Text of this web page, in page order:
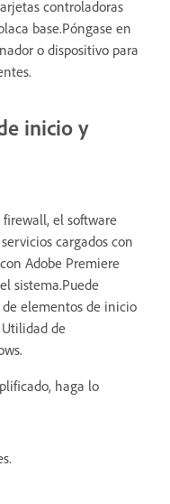
controladoras
base.Póngase en
o dispositivo para
inicio y
el software
cargados con
Adobe Premiere
sistema.Puede
elementos de inicio
de
haga lo